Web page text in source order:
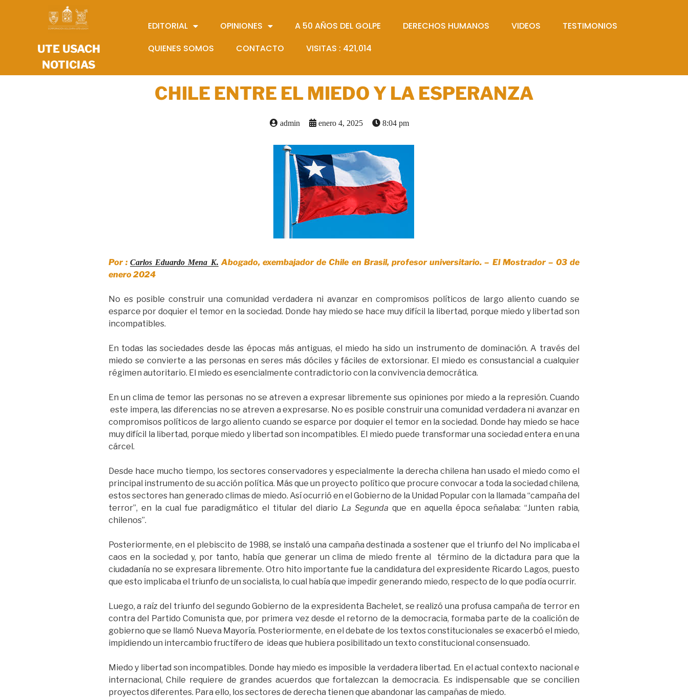
UTE USACH
NOTICIAS
EDITORIAL OPINIONES A 50 AÑOS DEL GOLPE DERECHOS HUMANOS VIDEOS
TESTIMONIOS
QUIENES SOMOS
CONTACTO VISITAS : 421,014
CHILE ENTRE EL MIEDO Y LA ESPERANZA
admin enero 4, 2025 8:04 pm
Por : Carlos Eduardo Mena K. Abogado, exembajador de Chile en Brasil, profesor universitario. – El Mostrador – 03 de
enero 2024
No es posible construir una comunidad verdadera ni avanzar en compromisos políticos de largo aliento cuando se
esparce por doquier el temor en la sociedad. Donde hay miedo se hace muy difícil la libertad, porque miedo y libertad son
incompatibles.
En todas las sociedades desde las épocas más antiguas, el miedo ha sido un instrumento de dominación. A través del
miedo se convierte a las personas en seres más dóciles y fáciles de extorsionar. El miedo es consustancial a cualquier
régimen autoritario. El miedo es esencialmente contradictorio con la convivencia democrática.
En un clima de temor las personas no se atreven a expresar libremente sus opiniones por miedo a la represión. Cuando
este impera, las diferencias no se atreven a expresarse. No es posible construir una comunidad verdadera ni avanzar en
compromisos políticos de largo aliento cuando se esparce por doquier el temor en la sociedad. Donde hay miedo se hace
muy difícil la libertad, porque miedo y libertad son incompatibles. El miedo puede transformar una sociedad entera en una
cárcel.
Desde hace mucho tiempo, los sectores conservadores y especialmente la derecha chilena han usado el miedo como el
principal instrumento de su acción política. Más que un proyecto político que procure convocar a toda la sociedad chilena,
estos sectores han generado climas de miedo. Así ocurrió en el Gobierno de la Unidad Popular con la llamada “campaña del
terror”, en la cual fue paradigmático el titular del diario La Segunda que en aquella época señalaba: “Junten rabia,
chilenos”.
Posteriormente, en el plebiscito de 1988, se instaló una campaña destinada a sostener que el triunfo del No implicaba el
caos en la sociedad y, por tanto, había que generar un clima de miedo frente al término de la dictadura para que la
ciudadanía no se expresara libremente. Otro hito importante fue la candidatura del expresidente Ricardo Lagos, puesto
que esto implicaba el triunfo de un socialista, lo cual había que impedir generando miedo, respecto de lo que podía ocurrir.
Luego, a raíz del triunfo del segundo Gobierno de la expresidenta Bachelet, se realizó una profusa campaña de terror en
contra del Partido Comunista que, por primera vez desde el retorno de la democracia, formaba parte de la coalición de
gobierno que se llamó Nueva Mayoría. Posteriormente, en el debate de los textos constitucionales se exacerbó el miedo,
impidiendo un intercambio fructífero de ideas que hubiera posibilitado un texto constitucional consensuado.
Miedo y libertad son incompatibles. Donde hay miedo es imposible la verdadera libertad. En el actual contexto nacional e
internacional, Chile requiere de grandes acuerdos que fortalezcan la democracia. Es indispensable que se concilien
proyectos diferentes. Para ello, los sectores de derecha tienen que abandonar las campañas de miedo.